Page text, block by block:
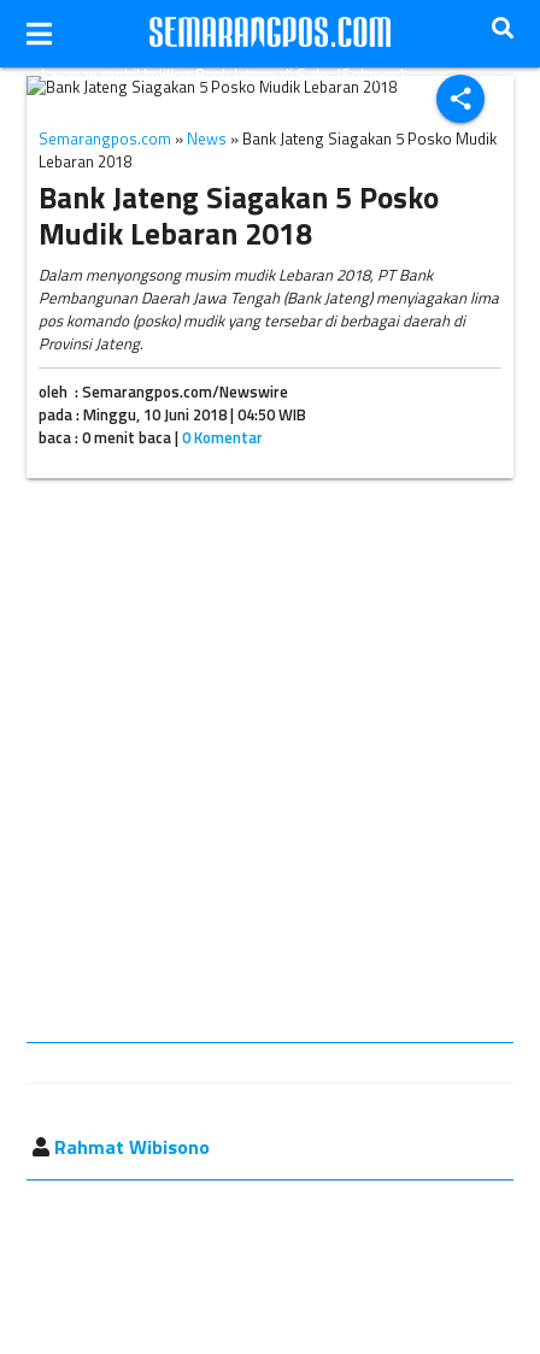
share
Layanan mobil keliling Bank Jateng di Solo. (Solopos)
Semarangpos.com » News » Bank Jateng Siagakan 5 Posko Mudik
Lebaran 2018
Bank Jateng Siagakan 5 Posko
Mudik Lebaran 2018
Dalam menyongsong musim mudik Lebaran 2018, PT Bank
Pembangunan Daerah Jawa Tengah (Bank Jateng) menyiagakan lima
pos komando (posko) mudik yang tersebar di berbagai daerah di
Provinsi Jateng.
oleh : Semarangpos.com/Newswire
pada : Minggu, 10 Juni 2018 | 04:50 WIB
baca : 0 menit baca |0 Komentar
Rahmat Wibisono